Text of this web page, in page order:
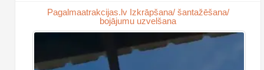
Pagalmaatrakcijas.lv Izkrāpšana/ šantažēšana/
bojājumu uzvelšana